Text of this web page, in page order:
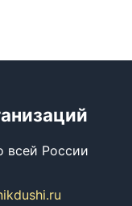
всей России